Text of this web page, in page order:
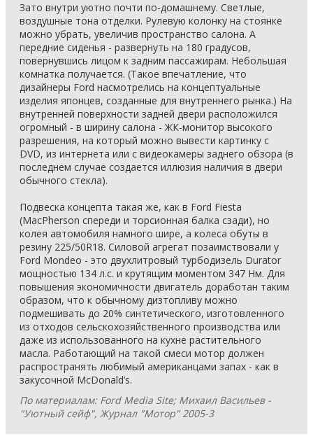
Зато внутри уютно почти по-домашнему. Светлые,
воздушные тона отделки. Рулевую колонку на стоянке
можно убрать, увеличив пространство салона. А
передние сиденья - развернуть на 180 градусов,
повернувшись лицом к задним пассажирам. Небольшая
комнатка получается. (Такое впечатление, что
дизайнеры Ford насмотрелись на концептуальные
изделия японцев, созданные для внутреннего рынка.) На
внутренней поверхности задней двери расположился
огромный - в ширину салона - ЖК-монитор высокого
разрешения, на который можно вывести картинку с
DVD, из интернета или с видеокамеры заднего обзора (в
последнем случае создается иллюзия наличия в двери
обычного стекла).
Подвеска концепта такая же, как в Ford Fiesta
(MacPherson спереди и торсионная балка сзади), но
колея автомобиля намного шире, а колеса обуты в
резину 225/50R18. Силовой агрегат позаимствовали у
Ford Mondeo - это двухлитровый турбодизель Durator
мощностью 134 л.с. и крутящим моментом 347 Нм. Для
повышения экономичности двигатель доработан таким
образом, что к обычному дизтопливу можно
подмешивать до 20% синтетического, изготовленного
из отходов сельскохозяйственного производства или
даже из использованного на кухне растительного
масла. Работающий на такой смеси мотор должен
распространять любимый американцами запах - как в
закусочной McDonald’s.
По материалам: Ford Media Site; Михаил Васильев -
"Уютный сейф", Журнал "Мотор" 2005-3